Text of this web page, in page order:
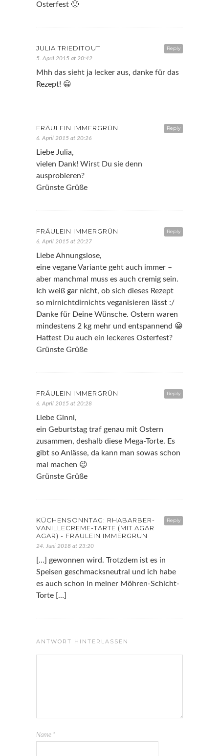
Osterfest 🙂
Reply
JULIA TRIEDITOUT
5. April 2015 at 20:42
Mhh das sieht ja lecker aus, danke für das
Rezept! 😀
Reply
FRÄULEIN IMMERGRÜN
6. April 2015 at 20:26
Liebe Julia,
vielen Dank! Wirst Du sie denn
ausprobieren?
Grünste Grüße
Reply
FRÄULEIN IMMERGRÜN
6. April 2015 at 20:27
Liebe Ahnungslose,
eine vegane Variante geht auch immer –
aber manchmal muss es auch cremig sein.
Ich weiß gar nicht, ob sich dieses Rezept
so mirnichtdirnichts veganisieren lässt :/
Danke für Deine Wünsche. Ostern waren
mindestens 2 kg mehr und entspannend 😀
Hattest Du auch ein leckeres Osterfest?
Grünste Grüße
Reply
FRÄULEIN IMMERGRÜN
6. April 2015 at 20:28
Liebe Ginni,
ein Geburtstag traf genau mit Ostern
zusammen, deshalb diese Mega-Torte. Es
gibt so Anlässe, da kann man sowas schon
mal machen 😉
Grünste Grüße
Reply
KÜCHENSONNTAG: RHABARBER-
VANILLECREME-TARTE (MIT AGAR
AGAR) - FRÄULEIN IMMERGRÜN
24. Juni 2018 at 23:20
[…] gewonnen wird. Trotzdem ist es in
Speisen geschmacksneutral und ich habe
es auch schon in meiner Möhren-Schicht-
Torte […]
ANTWORT HINTERLASSEN
Name *